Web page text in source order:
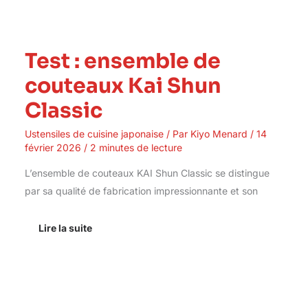
Test : ensemble de
couteaux Kai Shun
Classic
Ustensiles de cuisine japonaise/ Par Kiyo Menard / 14
février 2026 / 2 minutes de lecture
L’ensemble de couteaux KAI Shun Classic se distingue
par sa qualité de fabrication impressionnante et son
Lire la suite